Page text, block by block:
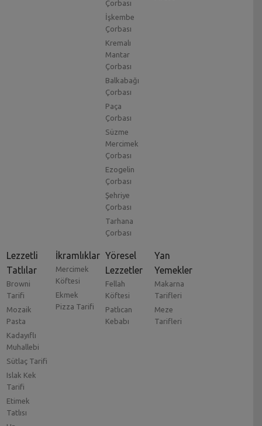
Çorbası
İşkembe
Çorbası
Kremalı
Mantar
Çorbası
Balkabağı
Çorbası
Paça
Çorbası
Süzme
Mercimek
Çorbası
Ezogelin
Çorbası
Şehriye
Çorbası
Tarhana
Çorbası
Lezzetli
Tatlılar
Browni
Tarifi
Mozaik
Pasta
Kadayıflı
Muhallebi
Sütlaç Tarifi
Islak Kek
Tarifi
Etimek
Tatlısı
İkramlıklar
Mercimek
Köftesi
Ekmek
Pizza Tarifi
Yöresel
Lezzetler
Fellah
Köftesi
Patlıcan
Kebabı
Yan
Yemekler
Makarna
Tarifleri
Meze
Tarifleri